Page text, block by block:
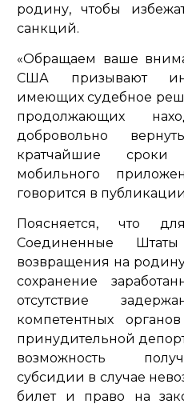
родину, чтобы
санкций.
«Обращаем ваше
США призывают
имеющих судебное
продолжающих
добровольно
кратчайшие сроки
мобильного
говорится в
Поясняется, что
Соединенные
возвращения на
сохранение
отсутствие
компетентных
принудительной
возможность
субсидии в случае
билет и право на